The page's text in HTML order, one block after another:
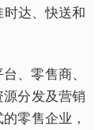
时达、快送和
、零售商、
分发及营销
零售企业，